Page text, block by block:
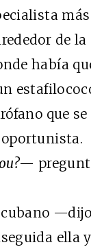
de la
había
que
—
ella